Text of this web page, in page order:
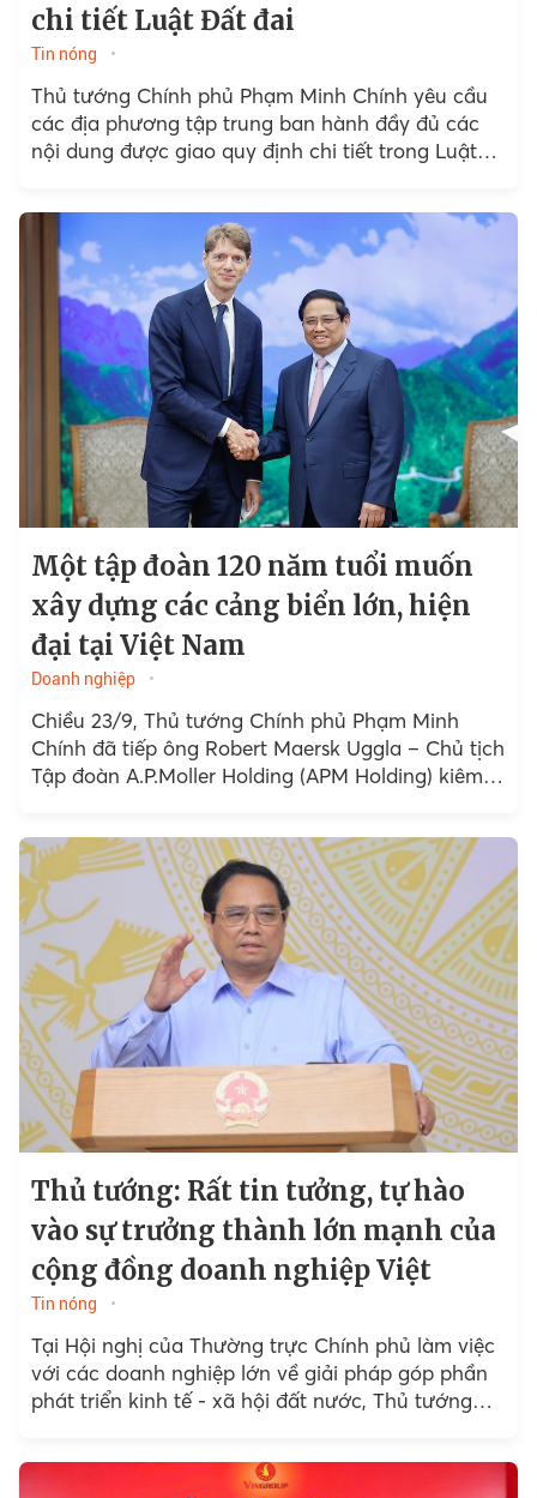
chi tiết Luật Đất đai
Tin nóng
Thủ tướng Chính phủ Phạm Minh Chính yêu cầu
các địa phương tập trung ban hành đầy đủ các
nội dung được giao quy định chi tiết trong Luật
Một tập đoàn 120 năm tuổi muốn
xây dựng các cảng biển lớn, hiện
đại tại Việt Nam
Doanh nghiệp
Chiều 23/9, Thủ tướng Chính phủ Phạm Minh
Chính đã tiếp ông Robert Maersk Uggla – Chủ tịch
Tập đoàn A.P.Moller Holding (APM Holding) kiêm
Thủ tướng: Rất tin tưởng, tự hào
vào sự trưởng thành lớn mạnh của
cộng đồng doanh nghiệp Việt
Tin nóng
Tại Hội nghị của Thường trực Chính phủ làm việc
với các doanh nghiệp lớn về giải pháp góp phần
phát triển kinh tế - xã hội đất nước, Thủ tướng